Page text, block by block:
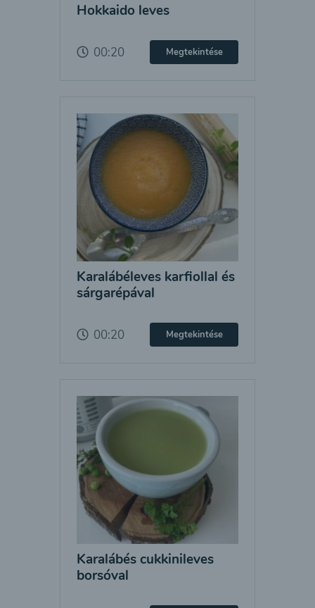
Hokkaido leves
00:20 Megtekintése
Karalábéleves karfiollal és
sárgarépával
00:20 Megtekintése
Karalábés cukkinileves
borsóval